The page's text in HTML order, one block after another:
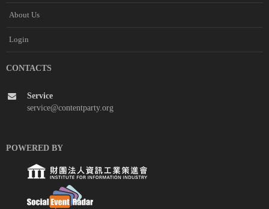
About Us
Login
CONTACTS
Service
service@contentparty.org
POWERED BY